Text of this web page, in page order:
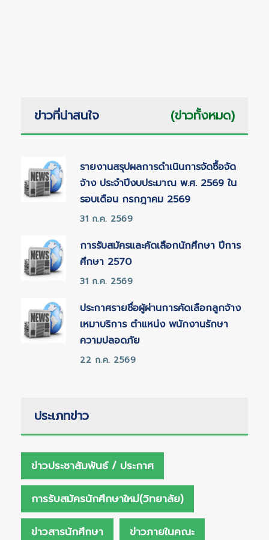
ข่าวที่น่าสนใจ (ข่าวทั้งหมด)
รายงานสรุปผลการดำเนินการจัดซื้อจัด
จ้าง ประจำปีงบประมาณ พ.ศ. 2569 ใน
รอบเดือน กรกฎาคม 2569
31 ก.ค. 2569
การรับสมัครและคัดเลือกนักศึกษา ปีการ
ศึกษา 2570
31 ก.ค. 2569
ประกาศรายชื่อผู้ผ่านการคัดเลือกลูกจ้าง
เหมาบริการ ตำแหน่ง พนักงานรักษา
ความปลอดภัย
22 ก.ค. 2569
ประเภทข่าว
ข่าวประชาสัมพันธ์ / ประกาศ
การรับสมัครนักศึกษาใหม่(วิทยาลัย)
ข่าวสารนักศึกษา ข่าวภายในคณะ